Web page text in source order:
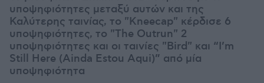
υποψηφιότητες μεταξύ αυτών και της
Καλύτερης ταινίας, το "Kneecap" κέρδισε 6
υποψηφιότητες, το "Τhe Outrun" 2
υποψηφιότητες και οι ταινίες "Bird" και “I’m
Still Here (Ainda Estou Aqui)” από μία
υποψηφιότητα